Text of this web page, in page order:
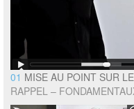
01 MISE AU POINT SUR
RAPPEL –